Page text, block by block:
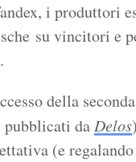
i produttori
su vincitori e
della
pubblicati daDelos
(e